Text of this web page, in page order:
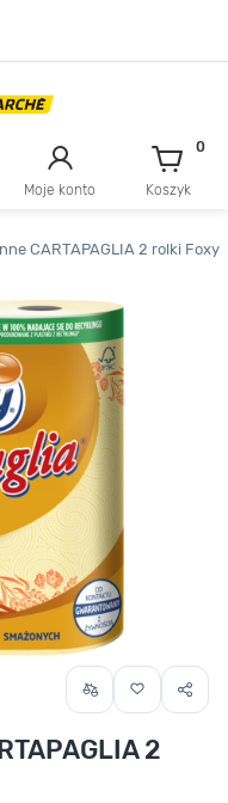
Moje konto Koszyk
0
CARTAPAGLIA 2 rolki Foxy
2